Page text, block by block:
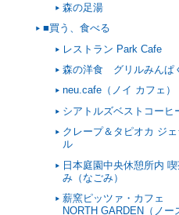
森の足湯
■買う、食べる
レストラン Park Cafe
森の洋食 グリルみんぱ
neu.cafe（ノイ カフェ）
シアトルズベストコーヒ
クレープ＆タピオカ ジ
ル
日本庭園中央休憩所内
み（なごみ）
薪窯ピッツァ・カフェ
NORTH GARDEN（ノー